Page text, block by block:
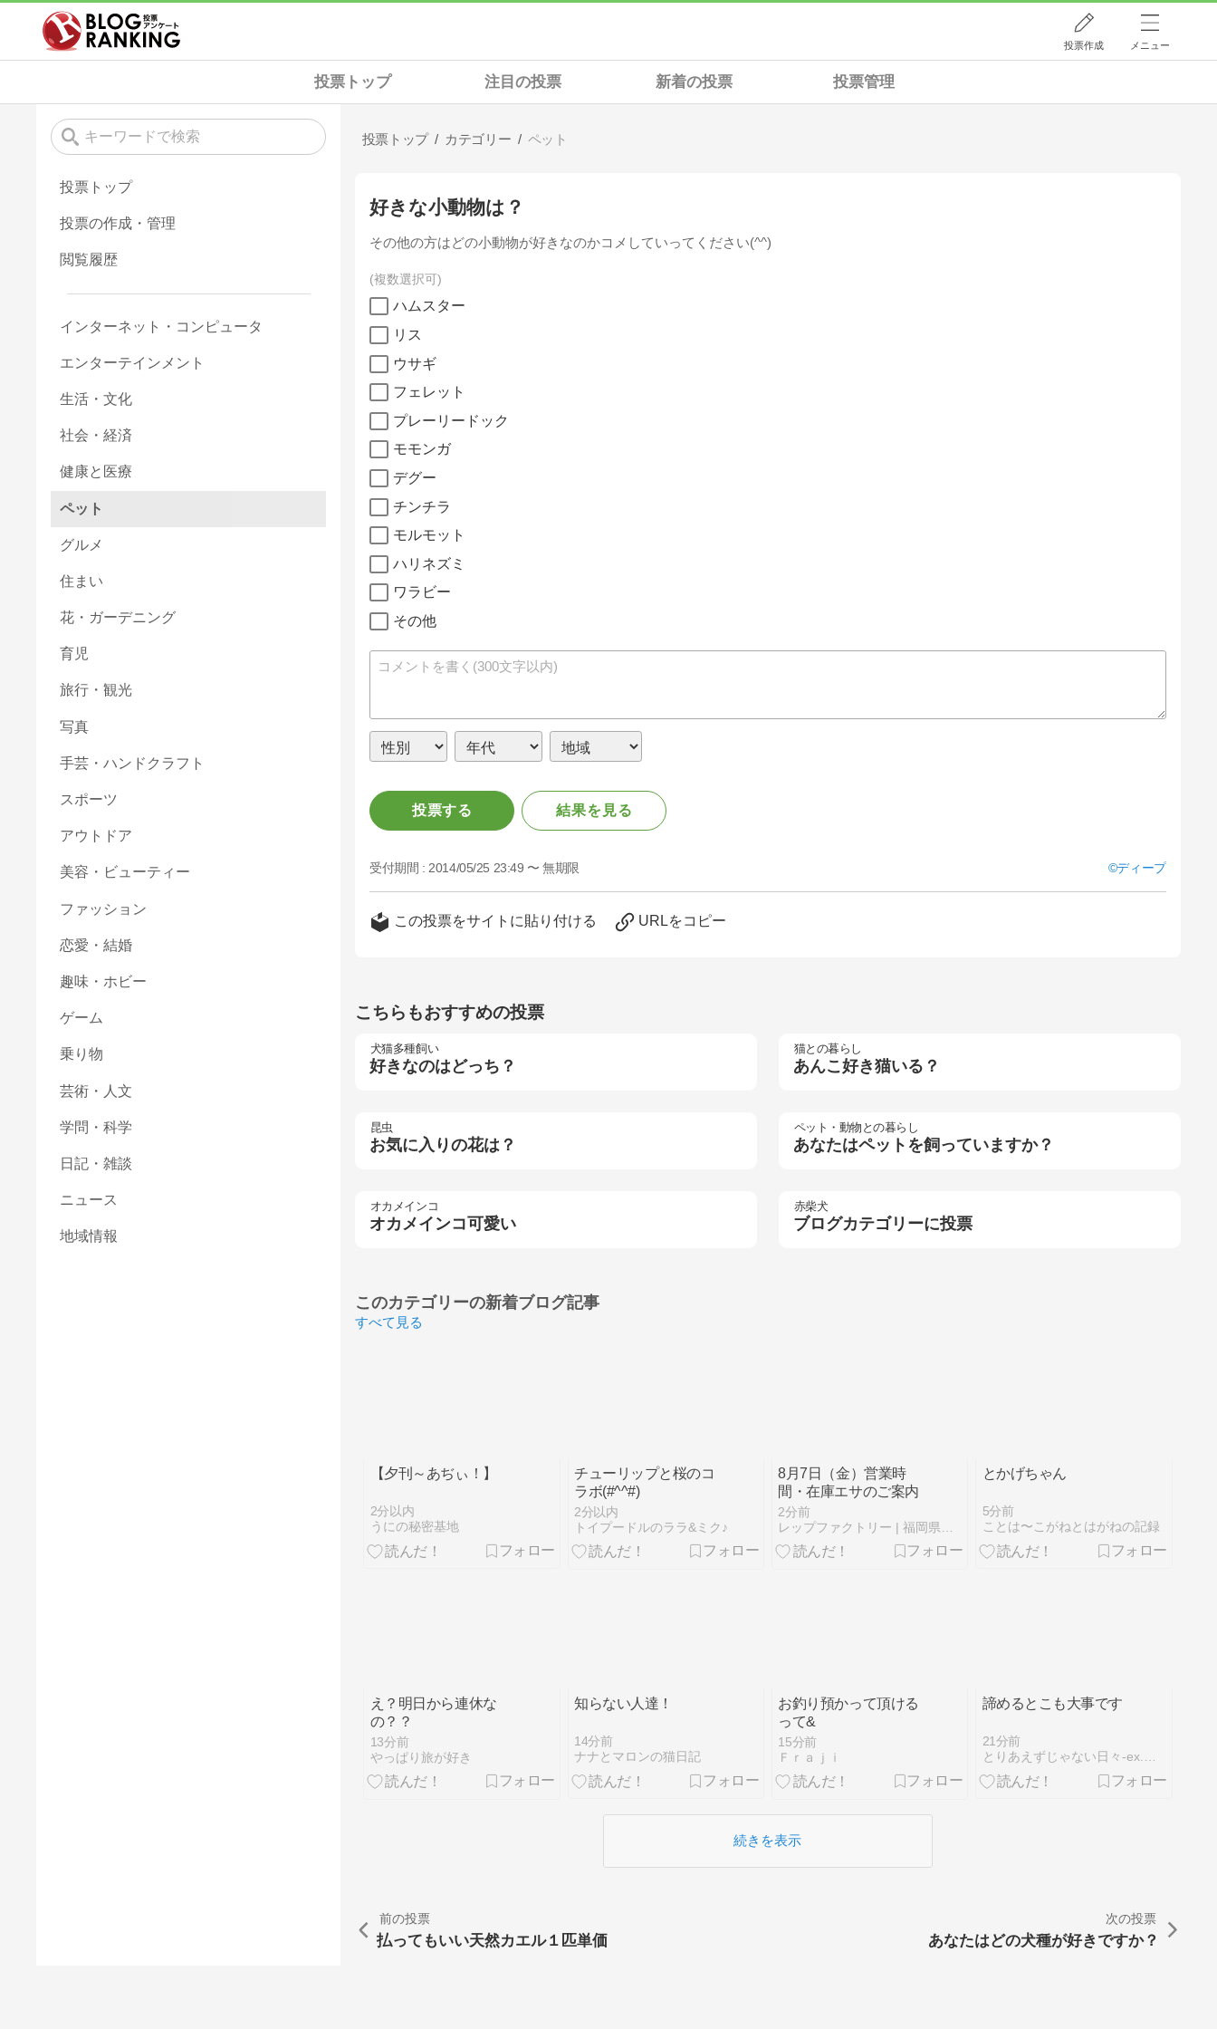
投票作成 メニュー
投票トップ 注目の投票 新着の投票 投票管理
投票トップ カテゴリー ペット
好きな小動物は？
その他の方はどの小動物が好きなのかコメしていってください(^^)
複数選択可
ハムスター
リス
ウサギ
フェレット
プレーリードック
モモンガ
デグー
チンチラ
モルモット
ハリネズミ
ワラビー
その他
投票する 結果を見る
受付期間 :2014/05/25 23:49 〜 無期限 ディープ
この投票をサイトに貼り付ける URLをコピー
こちらもおすすめの投票
犬猫多種飼い
好きなのはどっち？
猫との暮らし
あんこ好き猫いる？
昆虫
お気に入りの花は？
ペット・動物との暮らし
あなたはペットを飼っていますか？
オカメインコ
オカメインコ可愛い
赤柴犬
ブログカテゴリーに投票
このカテゴリーの新着ブログ記事
すべて見る
【夕刊～あぢぃ！】
2分以内
うにの秘密基地
チューリップと桜のコ
ラボ(#^^#)
2分以内
トイプードルのララ&ミク♪
8月7日（金）営業時
間・在庫エサのご案内
2分前
レップファクトリー | 福岡県北九州市の爬虫類ショップ |
とかげちゃん
5分前
ことは〜こがねとはがねの記録
え？明日から連休な
の？？
13分前
やっぱり旅が好き
知らない人達！
14分前
ナナとマロンの猫日記
お釣り預かって頂ける
って&
15分前
Ｆｒａｊｉ
諦めるとこも大事です
21分前
とりあえずじゃない日々-ex.浮世的な日常
続きを表示
前の投票
払ってもいい天然カエル１匹単価
次の投票
あなたはどの犬種が好きですか？
投票トップ
投票の作成・管理
閲覧履歴
インターネット・コンピュータ
エンターテインメント
生活・文化
社会・経済
健康と医療
ペット
グルメ
住まい
花・ガーデニング
育児
旅行・観光
写真
手芸・ハンドクラフト
スポーツ
アウトドア
美容・ビューティー
ファッション
恋愛・結婚
趣味・ホビー
ゲーム
乗り物
芸術・人文
学問・科学
日記・雑談
ニュース
地域情報